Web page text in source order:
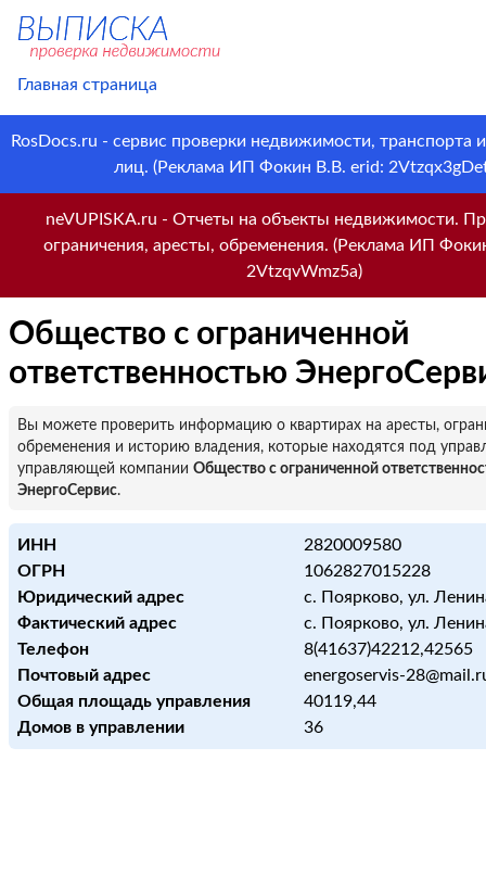
Главная страница
RosDocs.ru - сервис проверки недвижимости, транспорта
лиц. (Реклама ИП Фокин В.В. erid:
neVUPISKA.ru - Отчеты на объекты недвижимости.
ограничения, аресты, обременения. (Реклама ИП
2VtzqvWmz5a)
Общество с ограниченной
ответственностью
Вы можете проверить информацию о квартирах на аресты,
обременения и историю владения, которые находятся под
управляющей компании Общество с ограниченной
ЭнергоСервис.
ИНН
2820009580
ОГРН
1062827015228
Юридический адрес
с. Поярково, ул.
Фактический адрес
с. Поярково, ул.
Телефон
8(41637)42212,42565
Почтовый адрес
energoservis-
Общая площадь управления
40119,44
Домов в управлении
36